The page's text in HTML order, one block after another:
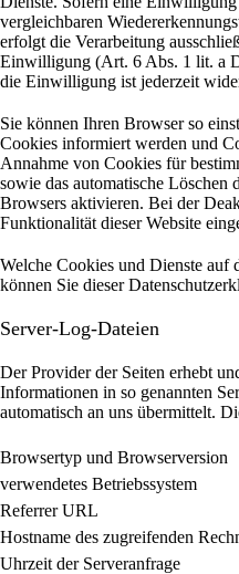
vergleichbaren
erfolgt die Verarbeitung
Einwilligung (Art. 6 Abs. 1 lit. a
die Einwilligung ist jederzeit
Sie können Ihren Browser so
Cookies informiert werden und
Annahme von Cookies für
sowie das automatische Löschen
Browsers aktivieren. Bei der
Funktionalität dieser Website
Welche Cookies und Dienste auf
können Sie dieser
Server-Log-Dateien
Der Provider der Seiten erhebt
Informationen in so genannten
automatisch an uns übermittelt.
Browsertyp und Browserversion
verwendetes Betriebssystem
Referrer URL
Hostname des zugreifenden
Uhrzeit der Serveranfrage